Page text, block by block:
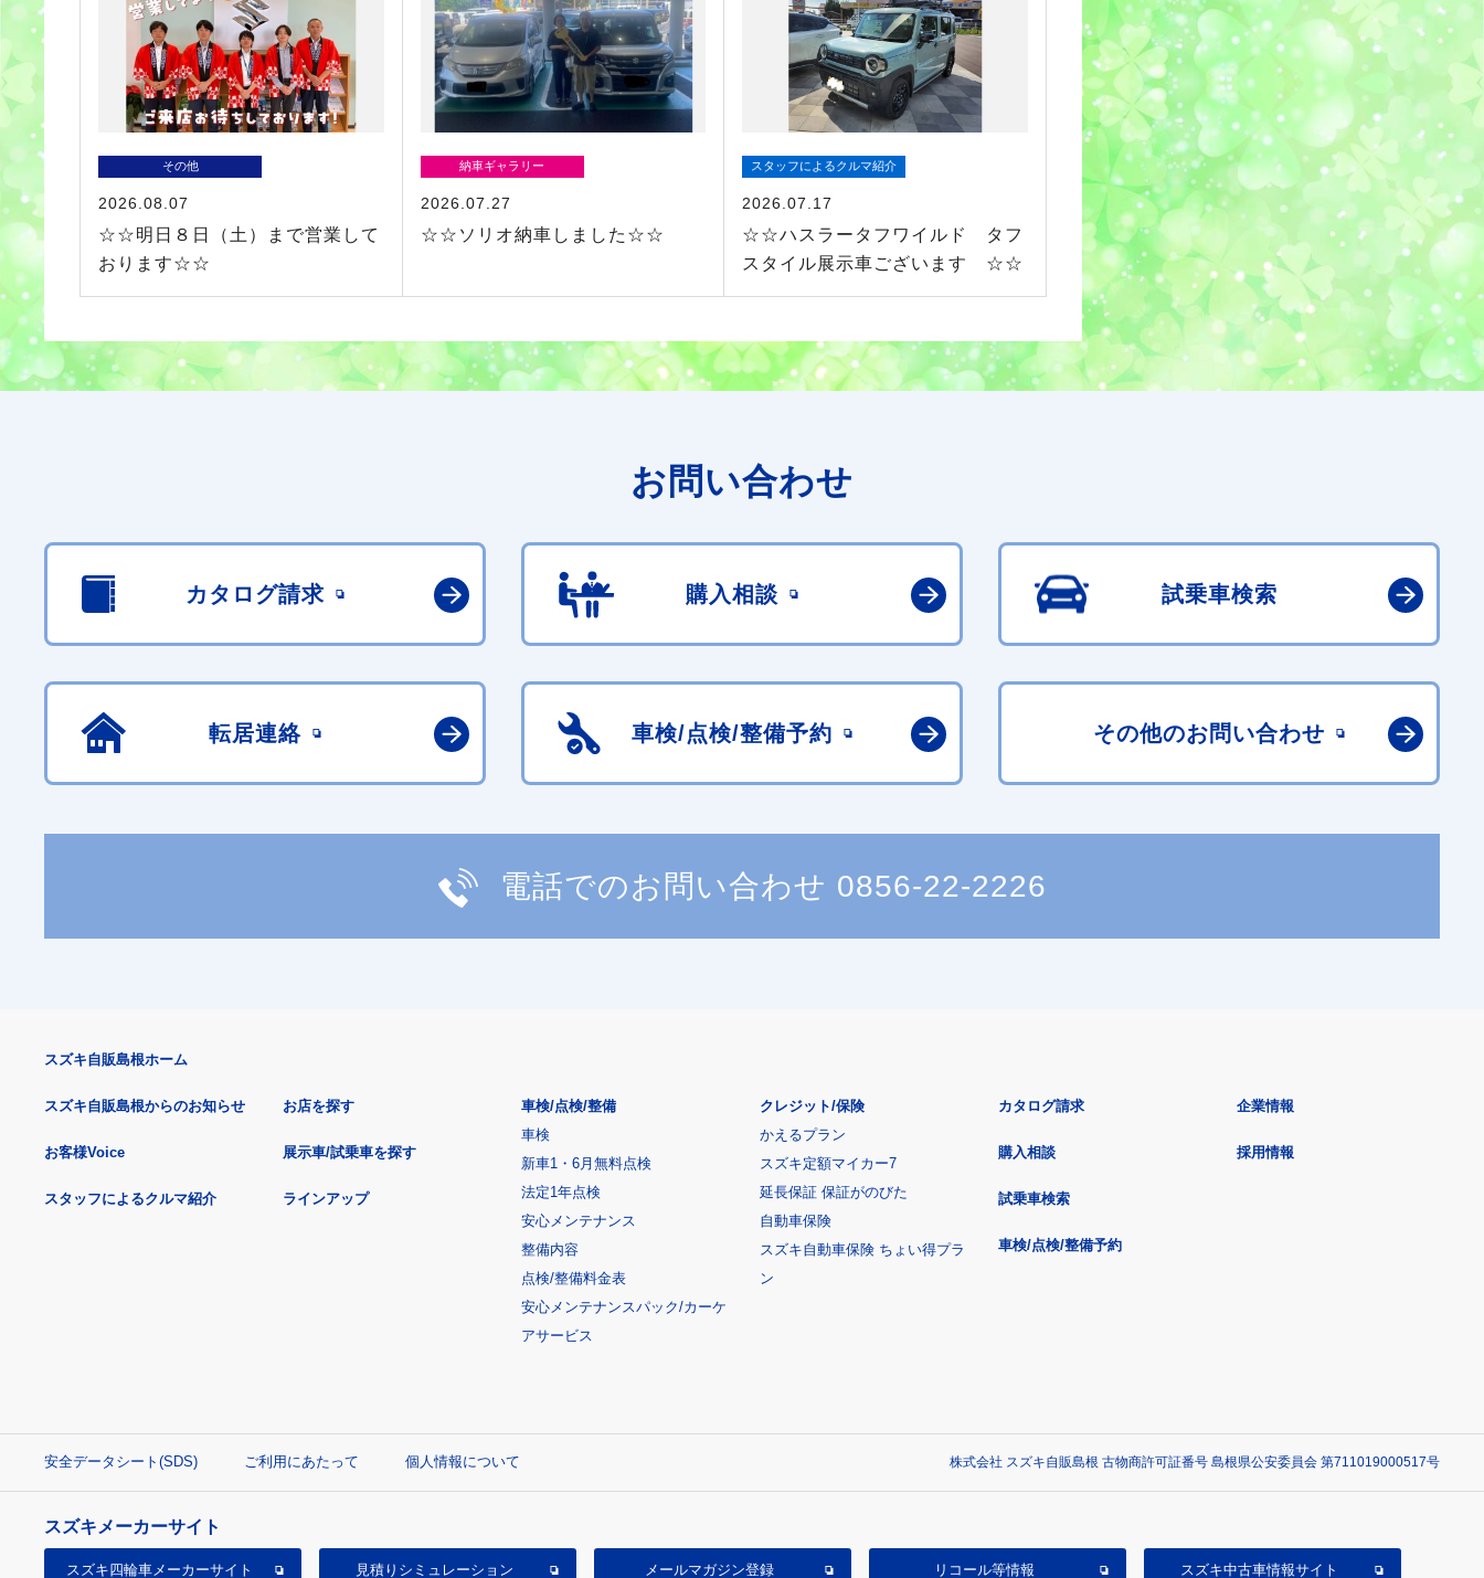
その他
2026.08.07
☆☆明日８日（土）まで営業して
おります☆☆
納車ギャラリー
2026.07.27
☆☆ソリオ納車しました☆☆
スタッフによるクルマ紹介
2026.07.17
☆☆ハスラータフワイルド タフ
スタイル展示車ございます ☆☆
お問い合わせ
カタログ請求 購入相談 試乗車検索
転居連絡 車検/点検/整備予約 その他のお問い合わせ
電話でのお問い合わせ 0856-22-2226
スズキ自販島根ホーム
スズキ自販島根からのお知らせ
お客様Voice
スタッフによるクルマ紹介
お店を探す
展示車/試乗車を探す
ラインアップ
車検/点検/整備
車検
新車1・6月無料点検
法定1年点検
安心メンテナンス
整備内容
点検/整備料金表
安心メンテナンスパック/カーケ
アサービス
クレジット/保険
かえるプラン
スズキ定額マイカー7
延長保証 保証がのびた
自動車保険
スズキ自動車保険 ちょい得プラ
ン
カタログ請求
購入相談
試乗車検索
車検/点検/整備予約
企業情報
採用情報
安全データシート(SDS) ご利用にあたって 個人情報について 株式会社 スズキ自販島根 古物商許可証番号 島根県公安委員会 第711019000517号
スズキメーカーサイト
スズキ四輪車メーカーサイト 見積り シミュレーション メールマガジン登録 リコール等情報 スズキ中古車情報サイト